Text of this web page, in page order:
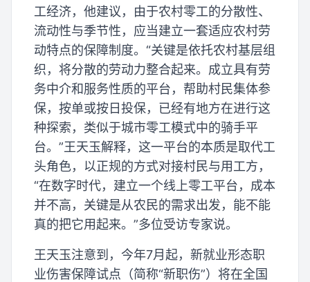
工经济，他建议，由于农村零工的分散性、
流动性与季节性，应当建立一套适应农村劳
动特点的保障制度。“关键是依托农村基层组
织，将分散的劳动力整合起来。成立具有劳
务中介和服务性质的平台，帮助村民集体参
保，按单或按日投保，已经有地方在进行这
种探索，类似于城市零工模式中的骑手平
台。”王天玉解释，这一平台的本质是取代工
头角色，以正规的方式对接村民与用工方，
“在数字时代，建立一个线上零工平台，成本
并不高，关键是从农民的需求出发，能不能
真的把它用起来。”多位受访专家说。
王天玉注意到，今年7月起，新就业形态职
业伤害保障试点（简称“新职伤”）将在全国